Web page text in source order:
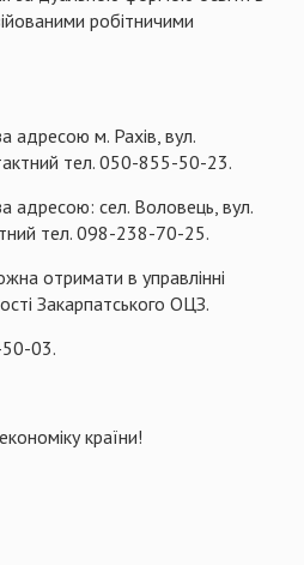
робітничими
адресою м. Рахів, вул.
тел. 050-855-50-23.
адресою: сел. Воловець, вул.
тел. 098-238-70-25.
отримати в управлінні
Закарпатського ОЦЗ.
03.
країни!